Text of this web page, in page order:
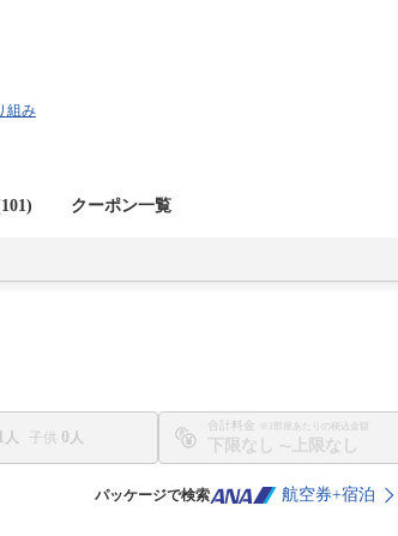
組み
101) クーポン一覧
1 子供 0
合計料金 ※1部屋あたりの税込金額
〜
パッケージで検索 航空券+宿泊